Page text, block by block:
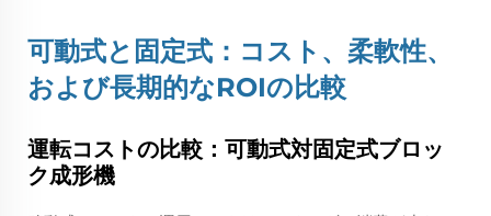
可動式と固定式：コスト、柔軟性、
および長期的なROIの比較
運転コストの比較：可動式対固定式ブロッ
ク成形機